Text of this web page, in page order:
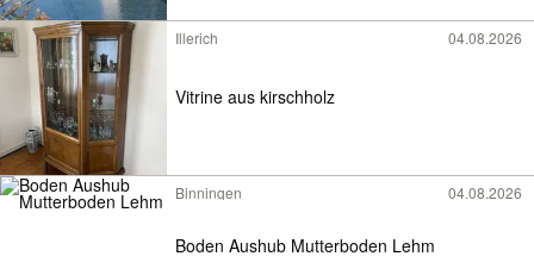
Illerich 04.08.2026
Vitrine aus kirschholz
Binningen 04.08.2026
Boden Aushub Mutterboden Lehm